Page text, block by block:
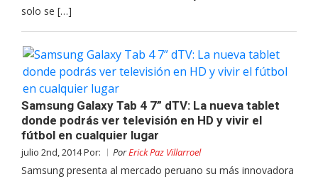
solo se […]
Samsung Galaxy Tab 4 7” dTV: La nueva tablet
donde podrás ver televisión en HD y vivir el
fútbol en cualquier lugar
julio 2nd, 2014 Por: PorErick Paz Villarroel
Samsung presenta al mercado peruano su más innovadora